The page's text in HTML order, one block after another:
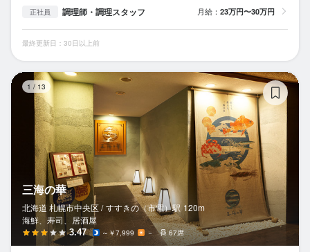
正社員 調理師・調理スタッフ 月給： 23万円〜30万円
最終更新日：30日以上前
1 / 13
三海の華
北海道 札幌市中央区 / すすきの（市電）駅 120m
海鮮、寿司、居酒屋
3.47 ～￥7,999 － 67席